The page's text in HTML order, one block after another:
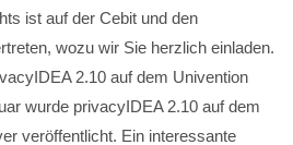
ist auf der Cebit und den
wozu wir Sie herzlich einladen.
2.10 auf dem Univention
wurde privacyIDEA 2.10 auf dem
veröffentlicht. Ein interessante